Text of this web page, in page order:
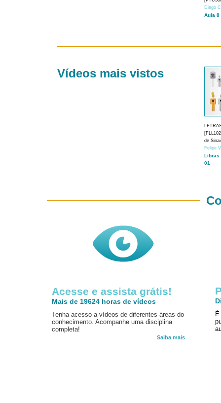
Diego
Aula 8
Vídeos mais vistos
de
Felipe
Libras
01
Acesse e assista grátis!
Mais de 19624 horas de vídeos
Tenha acesso a vídeos de diferentes áreas do
conhecimento. Acompanhe uma disciplina
completa!
Saiba mais